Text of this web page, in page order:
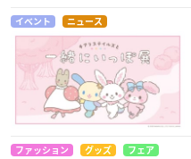
イベント ニュース
ファッション グッズ フェア